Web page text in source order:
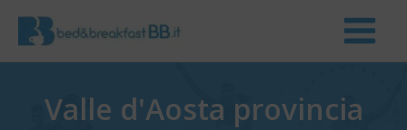
Valle d'Aosta provincia